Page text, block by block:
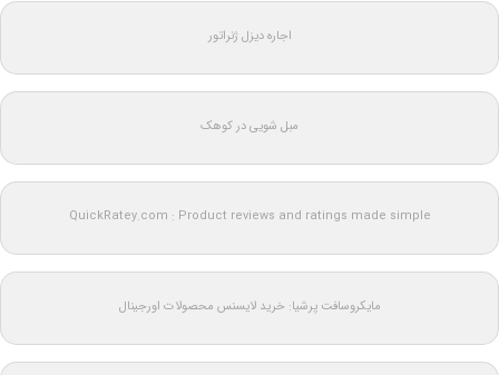
اجاره دیزل ژنراتور
مبل شویی در کوهک
QuickRatey.com : Product reviews and ratings made simple
مایکروسافت پرشیا: خرید لایسنس محصولات اورجینال